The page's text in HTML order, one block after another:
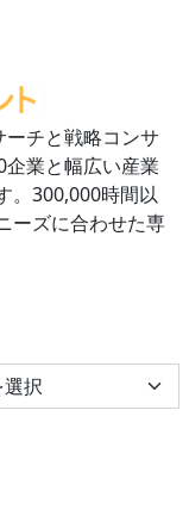
チと戦略コンサ
業と幅広い産業
。300,000時間以
ーズに合わせた専